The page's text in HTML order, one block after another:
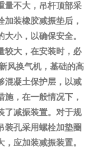
量不大，吊杆顶部采
装橡胶减振垫后，
小，以确保安全。
较大，在安装时，必
风换气机，基础的高
混凝土保护层，以减
，在一般情况下，
了减振装置。对于规
装孔采用螺栓加垫圈
应加装减振装置。